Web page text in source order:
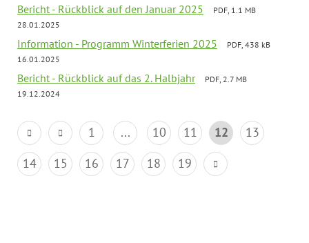
Bericht - Rückblick auf den Januar 2025
PDF, 1.1 MB
28.01.2025
Information - Programm Winterferien 2025
PDF, 438 kB
16.01.2025
Bericht - Rückblick auf das 2. Halbjahr
PDF, 2.7 MB
19.12.2024
1 ... 10 11 12
13
14
15 16 17 18 19